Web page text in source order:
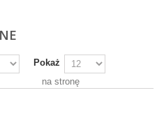
Pokaż
na stronę